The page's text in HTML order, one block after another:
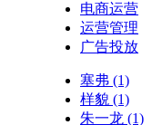
电商运营
运营管理
广告投放
塞弗 (1)
样貌 (1)
朱一龙 (1)